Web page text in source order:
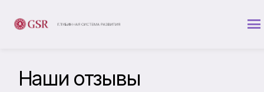
Наши отзывы